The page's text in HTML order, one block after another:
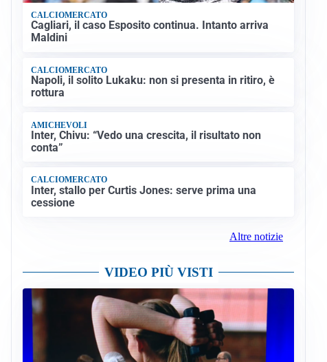
CALCIOMERCATO
Cagliari, il caso Esposito continua. Intanto arriva
Maldini
CALCIOMERCATO
Napoli, il solito Lukaku: non si presenta in ritiro, è
rottura
AMICHEVOLI
Inter, Chivu: “Vedo una crescita, il risultato non
conta”
CALCIOMERCATO
Inter, stallo per Curtis Jones: serve prima una
cessione
Altre notizie
VIDEO PIÙ VISTI